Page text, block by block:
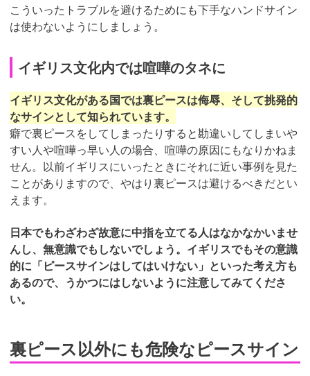
こういったトラブルを避けるためにも下手なハンドサイン
は使わないようにしましょう。
イギリス文化内では喧嘩のタネに
イギリス文化がある国では裏ピースは侮辱、そして挑発的
なサインとして知られています。
癖で裏ピースをしてしまったりすると勘違いしてしまいや
すい人や喧嘩っ早い人の場合、喧嘩の原因にもなりかねま
せん。以前イギリスにいったときにそれに近い事例を見た
ことがありますので、やはり裏ピースは避けるべきだとい
えます。
日本でもわざわざ故意に中指を立てる人はなかなかいませ
んし、無意識でもしないでしょう。イギリスでもその意識
的に「ピースサインはしてはいけない」といった考え方も
あるので、うかつにはしないように注意してみてくださ
い。
裏ピース以外にも危険なピースサイン